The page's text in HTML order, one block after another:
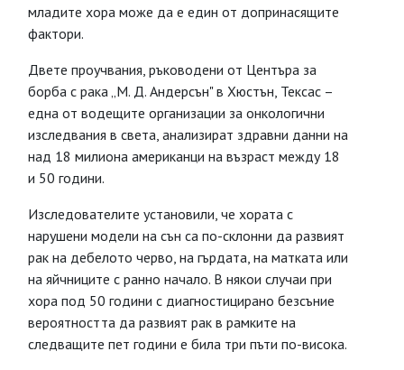
младите хора може да е един от допринасящите
фактори.
Двете проучвания, ръководени от Центъра за
борба с рака „М. Д. Андерсън" в Хюстън, Тексас –
една от водещите организации за онкологични
изследвания в света, анализират здравни данни на
над 18 милиона американци на възраст между 18
и 50 години.
Изследователите установили, че хората с
нарушени модели на сън са по-склонни да развият
рак на дебелото черво, на гърдата, на матката или
на яйчниците с ранно начало. В някои случаи при
хора под 50 години с диагностицирано безсъние
вероятността да развият рак в рамките на
следващите пет години е била три пъти по-висока.